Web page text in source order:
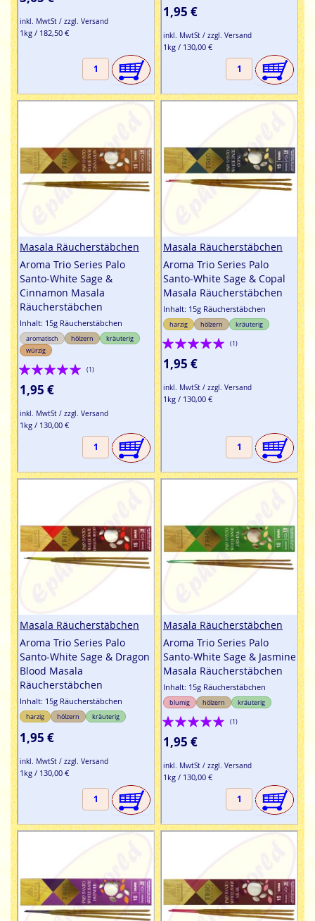
abgefallene Äste dafür verwendet. Das Räucherwerk ist
100% natürlich und wird ohne weitere Zusätze hergestellt.
Palo Santo, Sandalwood und Agarwood sind wundervoll
duftende Schätze der Natur.
Ephra World Shop aus Bockenheim an der Weinstraße
hält Palo Santoaus Ecuador zum Veräuchern für Dich
bereit und wünscht Dir eine kreative Zeit beim
Genießen des Duftes. Einfach bestellen & günstig
kaufen - leicht gemacht.
inkl. MwtSt / zzgl. Versand
1kg / 182,50 €
1,95 €
inkl. MwtSt / zzgl. Versand
1kg / 130,00 €
Masala Räucherstäbchen
Aroma Trio Series Palo
Santo-White Sage &
Cinnamon Masala
Räucherstäbchen
Inhalt: 15g Räucherstäbchen
aromatisch hölzern
kräuterig
würzig
Bewertung:
100%
(1)
1,95 €
inkl. MwtSt / zzgl. Versand
1kg / 130,00 €
Masala Räucherstäbchen
Aroma Trio Series Palo
Santo-White Sage & Copal
Masala Räucherstäbchen
Inhalt: 15g Räucherstäbchen
harzig hölzern kräuterig
Bewertung:
100%
(1)
1,95 €
inkl. MwtSt / zzgl. Versand
1kg / 130,00 €
Masala Räucherstäbchen
Aroma Trio Series Palo
Santo-White Sage & Dragon
Blood Masala
Räucherstäbchen
Inhalt: 15g Räucherstäbchen
harzig hölzern kräuterig
1,95 €
inkl. MwtSt / zzgl. Versand
1kg / 130,00 €
Masala Räucherstäbchen
Aroma Trio Series Palo
Santo-White Sage & Jasmine
Masala Räucherstäbchen
Inhalt: 15g Räucherstäbchen
blumig hölzern kräuterig
Bewertung:
100%
(1)
1,95 €
inkl. MwtSt / zzgl. Versand
1kg / 130,00 €